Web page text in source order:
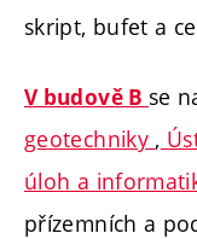
skript, bufet a
V budově B se
geotechniky ,
úloh a
přízemních a